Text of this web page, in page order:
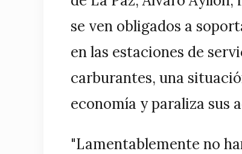
se ven obligados a
en las estaciones de
carburantes, una
economía y paraliza sus
"Lamentablemente no